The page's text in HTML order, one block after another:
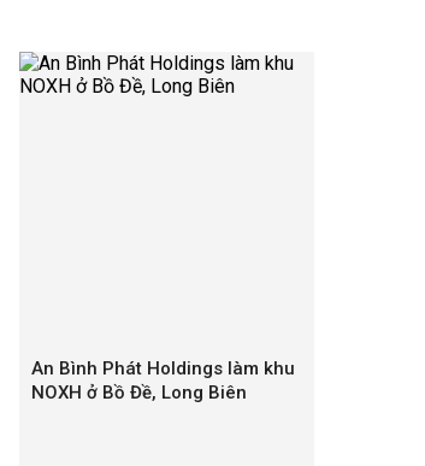
An Bình Phát Holdings làm khu
NOXH ở Bồ Đề, Long Biên